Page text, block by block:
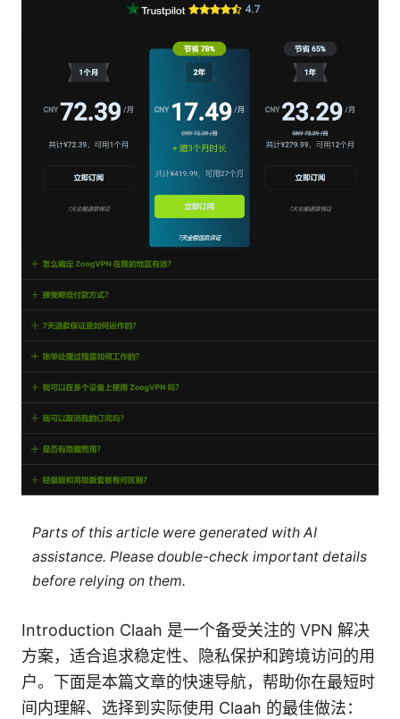
Parts of this article were generated with AI
assistance. Please double-check important details
before relying on them.
Introduction Claah 是一个备受关注的 VPN 解决
方案，适合追求稳定性、隐私保护和跨境访问的用
户。下面是本篇文章的快速导航，帮助你在最短时
间内理解、选择到实际使用 Claah 的最佳做法：